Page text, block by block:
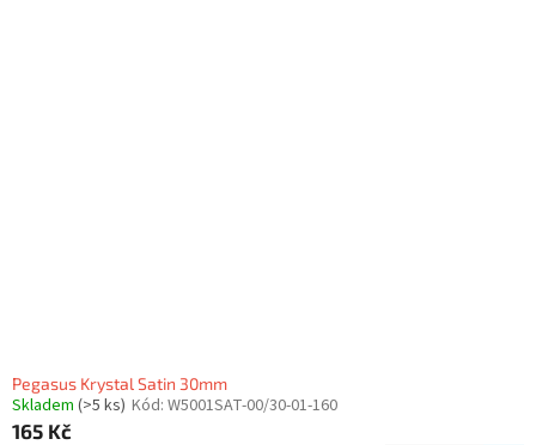
Pegasus Krystal Satin 30mm
Skladem (>5 ks) Kód: W5001SAT-00/30-01-160
165 Kč